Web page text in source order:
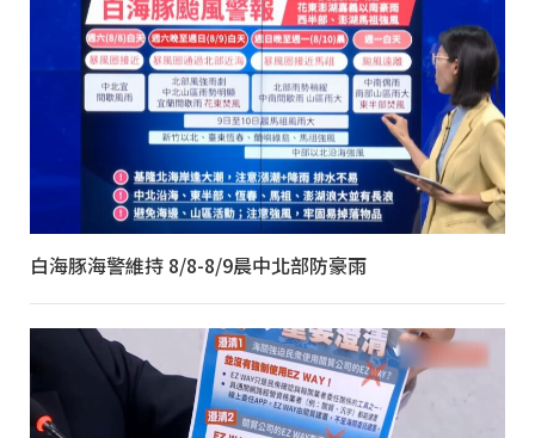
白海豚海警維持 8/8-8/9晨中北部防豪雨